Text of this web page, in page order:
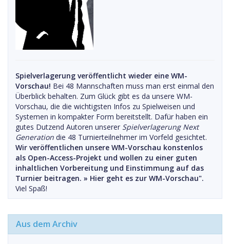
Spielverlagerung veröffentlicht wieder eine WM-
Vorschau! Bei 48 Mannschaften muss man erst einmal den
Überblick behalten. Zum Glück gibt es da unsere WM-
Vorschau, die die wichtigsten Infos zu Spielweisen und
Systemen in kompakter Form bereitstellt. Dafür haben ein
gutes Dutzend Autoren unserer Spielverlagerung Next
Generation die 48 Turnierteilnehmer im Vorfeld gesichtet.
Wir veröffentlichen unsere WM-Vorschau konstenlos
als Open-Access-Projekt und wollen zu einer guten
inhaltlichen Vorbereitung und Einstimmung auf das
Turnier beitragen. » Hier geht es zur WM-Vorschau".
Viel Spaß!
Aus dem Archiv